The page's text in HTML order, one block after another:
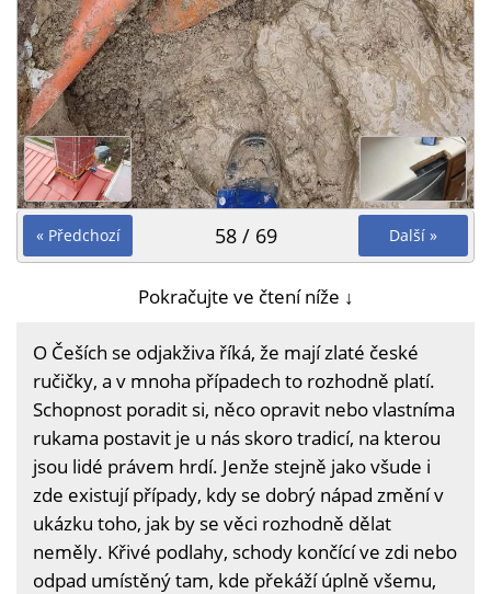
« Předchozí Další »
58 / 69
Pokračujte ve čtení níže ↓
O Češích se odjakživa říká, že mají zlaté české
ručičky, a v mnoha případech to rozhodně platí.
Schopnost poradit si, něco opravit nebo vlastníma
rukama postavit je u nás skoro tradicí, na kterou
jsou lidé právem hrdí. Jenže stejně jako všude i
zde existují případy, kdy se dobrý nápad změní v
ukázku toho, jak by se věci rozhodně dělat
neměly. Křivé podlahy, schody končící ve zdi nebo
odpad umístěný tam, kde překáží úplně všemu,